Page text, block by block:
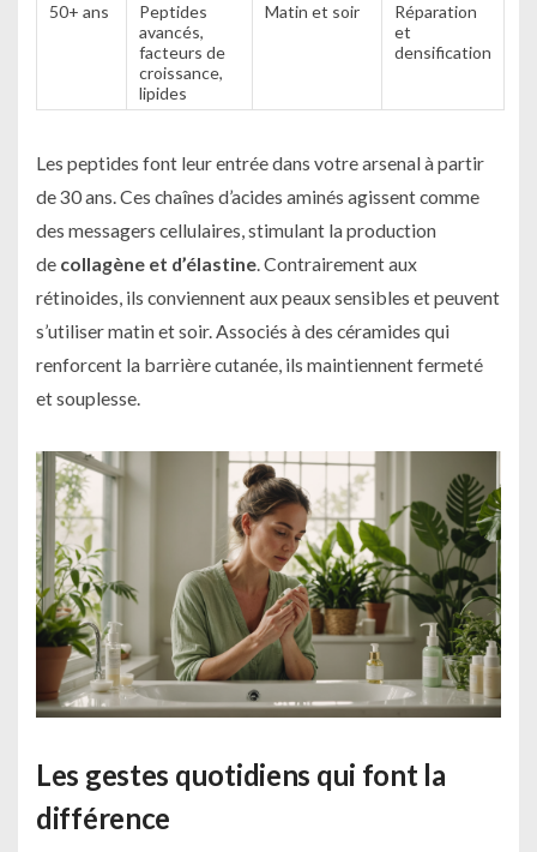
50+ ans
Peptides
avancés,
facteurs de
croissance,
lipides
Matin et soir
Réparation
et
densification
Les peptides font leur entrée dans votre arsenal à partir
de 30 ans. Ces chaînes d’acides aminés agissent comme
des messagers cellulaires, stimulant la production
de collagène et d’élastine. Contrairement aux
rétinoides, ils conviennent aux peaux sensibles et peuvent
s’utiliser matin et soir. Associés à des céramides qui
renforcent la barrière cutanée, ils maintiennent fermeté
et souplesse.
Les gestes quotidiens qui font la
différence